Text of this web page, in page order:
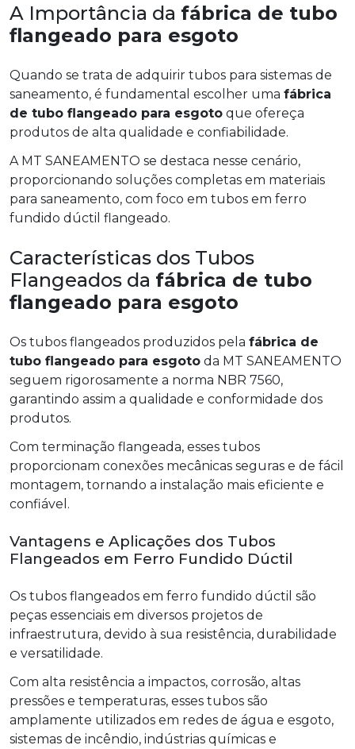
A Importância da fábrica de tubo
flangeado para esgoto
Quando se trata de adquirir tubos para sistemas de
saneamento, é fundamental escolher uma fábrica
de tubo flangeado para esgoto que ofereça
produtos de alta qualidade e confiabilidade.
A MT SANEAMENTO se destaca nesse cenário,
proporcionando soluções completas em materiais
para saneamento, com foco em tubos em ferro
fundido dúctil flangeado.
Características dos Tubos
Flangeados da fábrica de tubo
flangeado para esgoto
Os tubos flangeados produzidos pela fábrica de
tubo flangeado para esgoto da MT SANEAMENTO
seguem rigorosamente a norma NBR 7560,
garantindo assim a qualidade e conformidade dos
produtos.
Com terminação flangeada, esses tubos
proporcionam conexões mecânicas seguras e de fácil
montagem, tornando a instalação mais eficiente e
confiável.
Vantagens e Aplicações dos Tubos
Flangeados em Ferro Fundido Dúctil
Os tubos flangeados em ferro fundido dúctil são
peças essenciais em diversos projetos de
infraestrutura, devido à sua resistência, durabilidade
e versatilidade.
Com alta resistência a impactos, corrosão, altas
pressões e temperaturas, esses tubos são
amplamente utilizados em redes de água e esgoto,
sistemas de incêndio, indústrias químicas e